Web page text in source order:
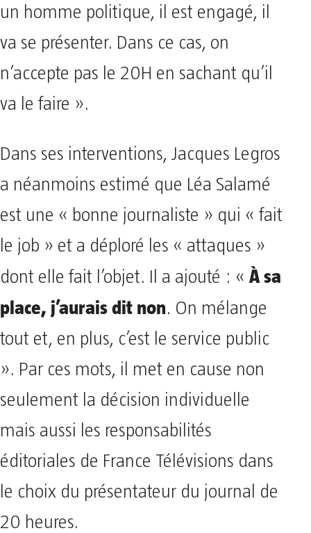
un homme politique, il est engagé, il
va se présenter. Dans ce cas, on
n’accepte pas le 20H en sachant qu’il
va le faire ».
Dans ses interventions, Jacques Legros
a néanmoins estimé que Léa Salamé
est une « bonne journaliste » qui « fait
le job » et a déploré les « attaques »
dont elle fait l’objet. Il a ajouté : « À sa
place, j’aurais dit non. On mélange
tout et, en plus, c’est le service public
». Par ces mots, il met en cause non
seulement la décision individuelle
mais aussi les responsabilités
éditoriales de France Télévisions dans
le choix du présentateur du journal de
20 heures.